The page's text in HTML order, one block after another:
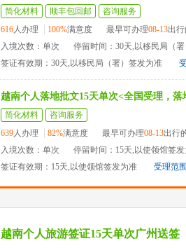
简化材料 顺丰包回邮
咨询服务
616人办理 100%满意度 最早可办理08-13出
入境次数：单次
停留时间：30天,以移民局（
签证有效期：30天,以移民局（署）签发为准
越南个人落地批文15天单次<全国受理，
简化材料
咨询服务
639人办理 82%满意度 最早可办理08-13出行
入境次数：单次
停留时间：15天,以使领馆签
签证有效期：15天,以使领馆签发为准
受理范
越南个人旅游签证15天单次广州送签